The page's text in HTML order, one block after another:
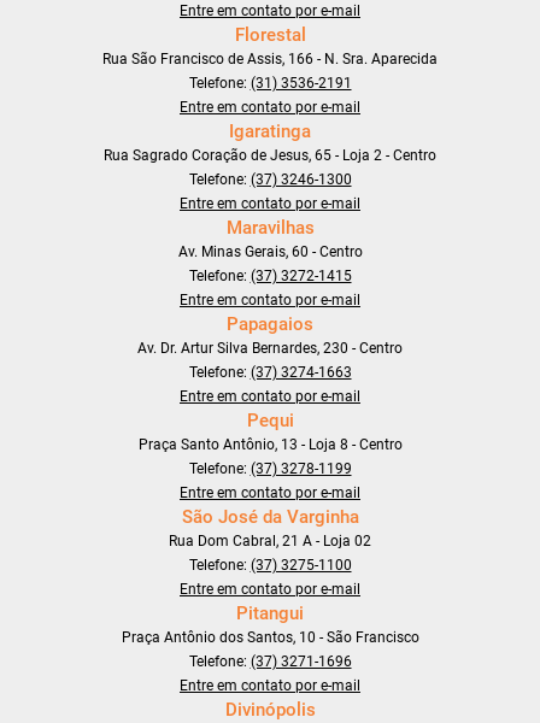
Entre em contato por e-mail
Florestal
Rua São Francisco de Assis, 166 - N. Sra. Aparecida
Telefone: (31) 3536-2191
Entre em contato por e-mail
Igaratinga
Rua Sagrado Coração de Jesus, 65 - Loja 2 - Centro
Telefone: (37) 3246-1300
Entre em contato por e-mail
Maravilhas
Av. Minas Gerais, 60 - Centro
Telefone: (37) 3272-1415
Entre em contato por e-mail
Papagaios
Av. Dr. Artur Silva Bernardes, 230 - Centro
Telefone: (37) 3274-1663
Entre em contato por e-mail
Pequi
Praça Santo Antônio, 13 - Loja 8 - Centro
Telefone: (37) 3278-1199
Entre em contato por e-mail
São José da Varginha
Rua Dom Cabral, 21 A - Loja 02
Telefone: (37) 3275-1100
Entre em contato por e-mail
Pitangui
Praça Antônio dos Santos, 10 - São Francisco
Telefone: (37) 3271-1696
Entre em contato por e-mail
Divinópolis